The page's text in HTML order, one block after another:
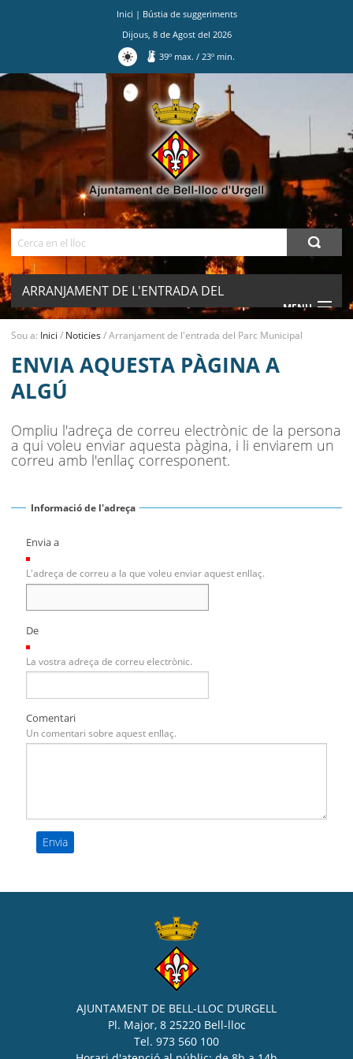
Inici | Bústia de suggeriments
Dijous, 8de Agostdel 2026
39º max./ 23º min.
ARRANJAMENT DE L'ENTRADA DEL
PARC MUNICIPAL
MENU
AJUNTAMENT
MUNICIPI
SEU ELECTRÒNICA
BELL-LLOC SOLUCIONA
Sou a: Inici / Noticies/Arranjament de l'entrada del Parc Municipal
ENVIA AQUESTA PÀGINA A
ALGÚ
Ompliu l'adreça de correu electrònic de la persona
a qui voleu enviar aquesta pàgina, i li enviarem un
correu amb l'enllaç corresponent.
Informació de l'adreça
Envia a
L'adreça de correu a la que voleu enviar aquest enllaç.
De
La vostra adreça de correu electrònic.
Comentari
Un comentari sobre aquest enllaç.
AJUNTAMENT DE BELL-LLOC D’URGELL
Pl. Major, 8 25220 Bell-lloc
Tel. 973 560 100